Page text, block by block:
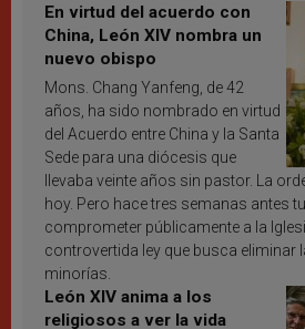
En virtud del acuerdo con
China, León XIV nombra un
nuevo obispo
Mons. Chang Yanfeng, de 42
años, ha sido nombrado en virtud
del Acuerdo entre China y la Santa
Sede para una diócesis que
llevaba veinte años sin pastor. La
hoy. Pero hace tres semanas antes
comprometer públicamente a la
controvertida ley que busca eliminar
minorías.
León XIV anima a los
religiosos a ver la vida